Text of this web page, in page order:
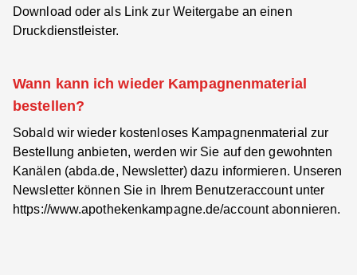
Download oder als Link zur Weitergabe an einen
Druckdienstleister.
Wann kann ich wieder Kampagnenmaterial
bestellen?
Sobald wir wieder kostenloses Kampagnenmaterial zur
Bestellung anbieten, werden wir Sie auf den gewohnten
Kanälen (abda.de, Newsletter) dazu informieren. Unseren
Newsletter können Sie in Ihrem Benutzeraccount unter
https://www.apothekenkampagne.de/accountabonnieren.